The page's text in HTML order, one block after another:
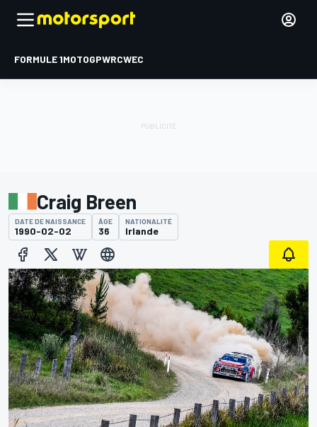
FORMULE 1MOTOGPWRCWEC
Craig Breen
DATE DE NAISSANCE
1990-02-02
ÂGE
36
NATIONALITÉ
Irlande